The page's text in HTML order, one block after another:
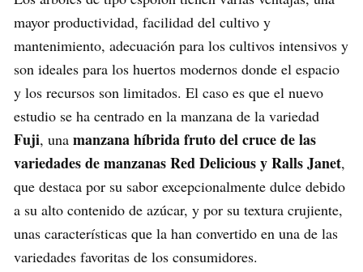
mayor productividad, facilidad del cultivo y
mantenimiento, adecuación para los cultivos intensivos y
son ideales para los huertos modernos donde el espacio
y los recursos son limitados. El caso es que el nuevo
estudio se ha centrado en la manzana de la variedad
Fuji, una manzana híbrida fruto del cruce de las
variedades de manzanas Red Delicious y Ralls Janet,
que destaca por su sabor excepcionalmente dulce debido
a su alto contenido de azúcar, y por su textura crujiente,
unas características que la han convertido en una de las
variedades favoritas de los consumidores.